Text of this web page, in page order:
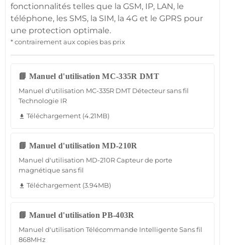
fonctionnalités telles que la GSM, IP, LAN, le
téléphone, les SMS, la SIM, la 4G et le GPRS pour
une protection optimale.
* contrairement aux copies bas prix
📘 Manuel d'utilisation MC-335R DMT
Manuel d'utilisation MC-335R DMT Détecteur sans fil
Technologie IR
file_download Téléchargement (4.21MB)
📘 Manuel d'utilisation MD-210R
Manuel d'utilisation MD-210R Capteur de porte
magnétique sans fil
file_download Téléchargement (3.94MB)
📘 Manuel d'utilisation PB-403R
Manuel d'utilisation Télécommande Intelligente Sans fil
868MHz